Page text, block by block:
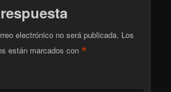
electrónico no será publicada. Los
están marcados con*